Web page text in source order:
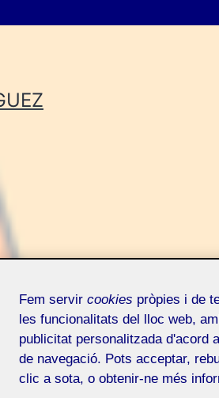
Fem servir cookies pròpies i de
les funcionalitats del lloc web,
publicitat personalitzada d'acord
de navegació. Pots acceptar,
clic a sota, o obtenir-ne més